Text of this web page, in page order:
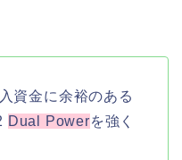
資金に余裕のある
Dual Powerを強く